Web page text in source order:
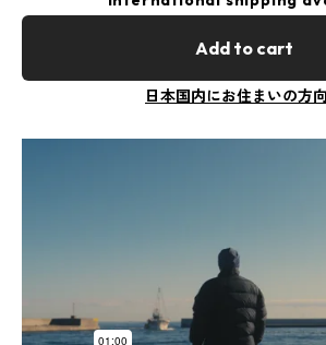
Add to cart
日本国内にお住まいの方